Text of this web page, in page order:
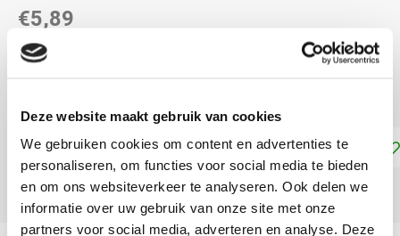
Deze website maakt gebruik van cookies
We gebruiken cookies om content en advertenties te
personaliseren, om functies voor social media te bieden
en om ons websiteverkeer te analyseren. Ook delen we
informatie over uw gebruik van onze site met onze
partners voor social media, adverteren en analyse. Deze
€5,89
DIRECT LEVERBAAR
Toevoegen aan winkelwagen
DELEN: